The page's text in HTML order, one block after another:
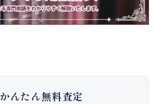
かんたん無料査定